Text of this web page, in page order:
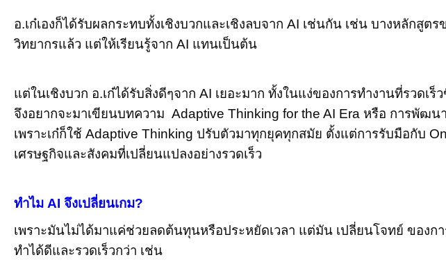
อ.เก๋เองก็ได้รับผลกระทบทั้งเชิงบวกและเชิงลบจาก AI เช่นกัน เช่น บางหลักสู
วิทยากรแล้ว แต่ให้เรียนรู้จาก AI แทนเป็นต้น
แต่ในเชิงบวก อ.เก๋ได้รับสิ่งดีๆจาก AI เยอะมาก ทั้งในแง่ของการทำงานที่รว
จึงอยากจะมาเขียนบทความ Adaptive Thinking for the AI Era หรือ การพั
เพราะเก๋ก็ใช้ Adaptive Thinking ปรับตัวมาทุกยุคทุกสมัย ตั้งแต่การรับมือกับ
เศรษฐกิจและสังคมที่เปลี่ยนแปลงอย่างรวดเร็ว
ทำไม AI จึงเปลี่ยนเกม?
เพราะมันไม่ได้มาแค่ช่วยลดต้นทุนหรือประหยัดเวลา แต่มัน เปลี่ยนโจทย์ ของก
ทำได้ดีและรวดเร็วกว่า เช่น